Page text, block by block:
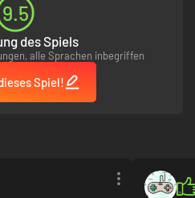
9.5
des Spiels
alle Sprachen inbegriffen
Spiel!